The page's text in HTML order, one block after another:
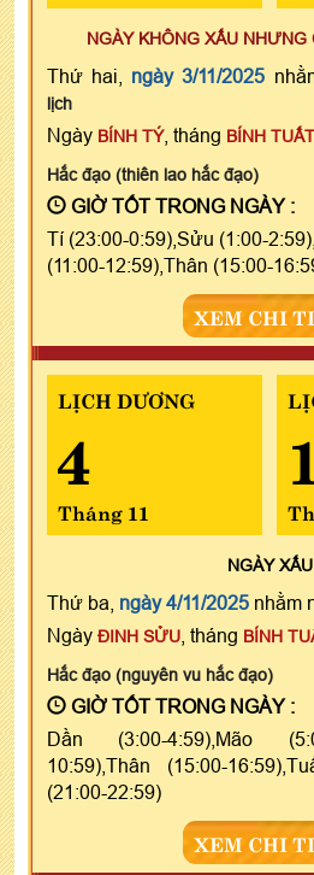
NGÀY KHÔNG XẤU
Thứ hai, ngày 3/11/2025
lịch
Ngày BÍNH TÝ, tháng BÍNH TUẤT
Hắc đạo (thiên lao hắc đạo)
GIỜ TỐT TRONG NGÀY :
Tí (23:00-0:59),Sửu (1:00-
(11:00-12:59),Thân (15:00-
XEM CHI
LỊCH DƯƠNG
4
Tháng 11
NGÀYXẤU
Thứ ba, ngày 4/11/2025 nhằm
Ngày ĐINH SỬU , tháng BÍNH
Hắc đạo (nguyên vu hắc đạo)
GIỜ TỐT TRONG NGÀY :
Dần (3:00-4:59),Mão
10:59),Thân (15:00-
(21:00-22:59)
XEM CHI